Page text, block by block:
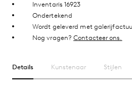
Inventaris 16923
Ondertekend
Wordt geleverd met
Nog vragen?Contacteer ons.
Details Kunstenaar Stijlen